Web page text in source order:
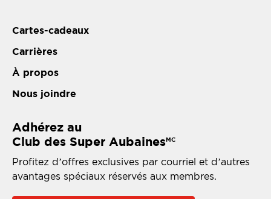
Cartes-cadeaux
Carrières
À propos
Nous joindre
Adhérez au
Club des Super AubainesMC
Profitez d’offres exclusives par courriel et d’autres
avantages spéciaux réservés aux membres.